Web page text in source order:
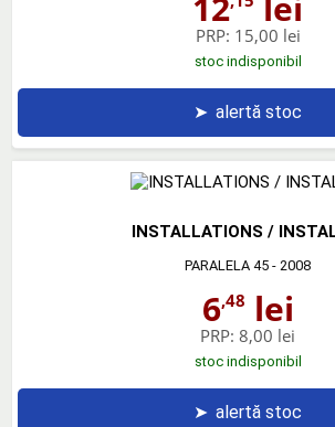
PRP: 15,00 lei
stoc indisponibil
➤ alertă stoc
INSTALLATIONS /
PARALELA 45 - 2008
6,48 lei
PRP: 8,00 lei
stoc indisponibil
➤ alertă stoc